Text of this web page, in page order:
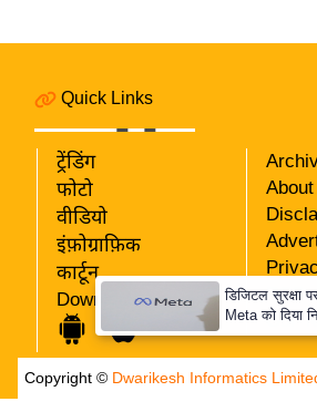
ली
वु
Quick Links
ट्रेंडिंग
फोटो
वीडियो
इंफ़ोग्राफ़िक
कार्टून
Download App
RSS
Our
Copyright © Dwarikesh Informatics
डिजिटल सुरक्षा
Meta को दिया
मजबूत करे